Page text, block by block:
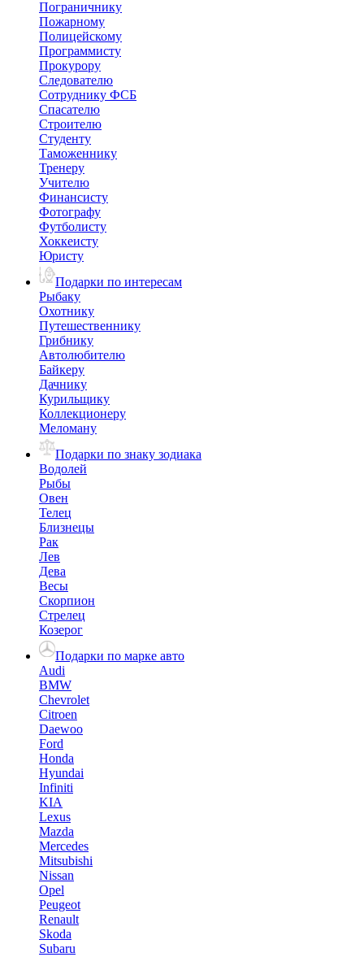
Пограничнику
Пожарному
Полицейскому
Программисту
Прокурору
Следователю
Сотруднику ФСБ
Спасателю
Строителю
Студенту
Таможеннику
Тренеру
Учителю
Финансисту
Фотографу
Футболисту
Хоккеисту
Юристу
Подарки по интересам
Рыбаку
Охотнику
Путешественнику
Грибнику
Автолюбителю
Байкеру
Дачнику
Курильщику
Коллекционеру
Меломану
Подарки по знаку зодиака
Водолей
Рыбы
Овен
Телец
Близнецы
Рак
Лев
Дева
Весы
Скорпион
Стрелец
Козерог
Подарки по марке авто
Audi
BMW
Chevrolet
Citroen
Daewoo
Ford
Honda
Hyundai
Infiniti
KIA
Lexus
Mazda
Mercedes
Mitsubishi
Nissan
Opel
Peugeot
Renault
Skoda
Subaru